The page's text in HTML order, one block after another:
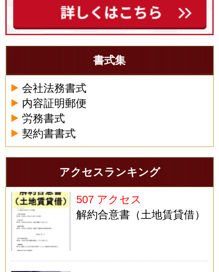
書式集
会社法務書式
内容証明郵便
労務書式
契約書書式
アクセスランキング
507 アクセス
解約合意書（土地賃貸借）